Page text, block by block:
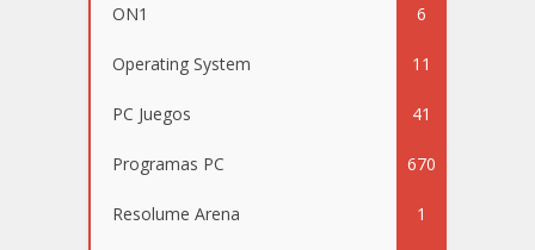
ON1 6
Operating System 11
PC Juegos 41
Programas PC 670
Resolume Arena 1